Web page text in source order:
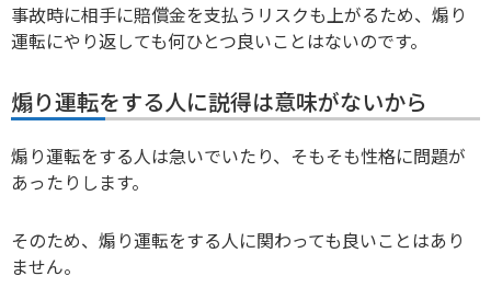
事故時に相手に賠償金を支払うリスクも上がるため、煽り
運転にやり返しても何ひとつ良いことはないのです。
煽り運転をする人に説得は意味がないから
煽り運転をする人は急いでいたり、そもそも性格に問題が
あったりします。
そのため、煽り運転をする人に関わっても良いことはあり
ません。